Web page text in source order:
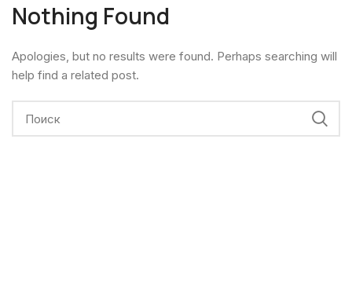
Nothing Found
Apologies, but no results were found. Perhaps searching will
help find a related post.